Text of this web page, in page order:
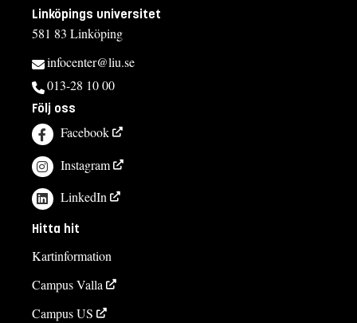
Linköpings universitet
581 83 Linköping
infocenter@liu.se
013-28 10 00
Följ oss
Facebook
Instagram
LinkedIn
Hitta hit
Kartinformation
Campus Valla
Campus US